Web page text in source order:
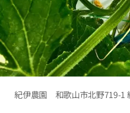
紀伊農園 和歌山市北野719-1